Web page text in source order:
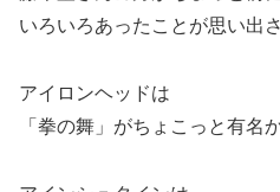
いろいろあったことが思い出
アイロンヘッドは
「拳の舞」がちょこっと有名